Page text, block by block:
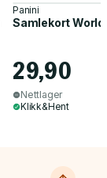
Panini
Samlekort
29,90
Nettlager
Klikk&Hent